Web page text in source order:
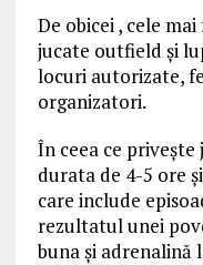
De obicei , cele
jucate outfield şi
locuri autorizate,
organizatori.
În ceea ce priveşte
durata de 4-5 ore
care include
rezultatul unei
buna şi adrenalină